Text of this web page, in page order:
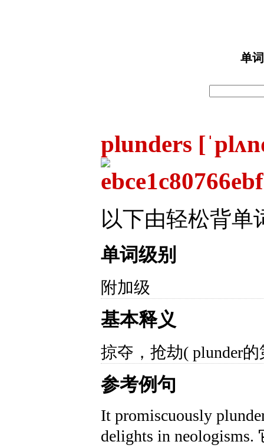
单
plunders
以下由轻松背单
单词级别
附加级
基本释义
掠夺，抢劫( plunder
参考例句
It promiscuously
delights in